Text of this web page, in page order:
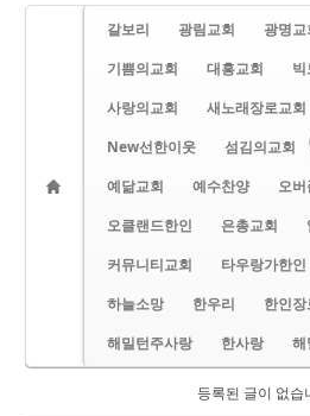
갈보리 광림교회 광명교
기쁨의교회
대흥교회
사랑의교회
새노래장로교회
New선한이웃
섬김의교회
예닮교회
예수찬양 오
오클랜드한인
은총교회
커뮤니티교회
타우랑가한인
하늘소망
한우리 한인
해밀턴주사랑
한사랑 해
등록된 글이 없습